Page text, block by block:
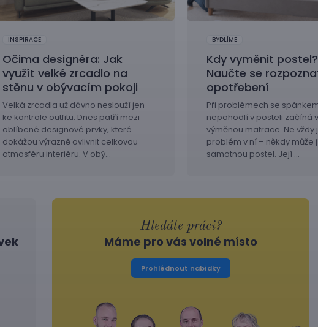
INSPIRACE
Očima designéra: Jak
využít velké zrcadlo na
stěnu v obývacím pokoji
Velká zrcadla už dávno neslouží jen
ke kontrole outfitu. Dnes patří mezi
oblíbené designové prvky, které
dokážou výrazně ovlivnit celkovou
atmosféru interiéru. V obý…
BYDLÍME
Kdy vyměnit postel?
Naučte se
opotřebení
Při problémech se
nepohodlí v posteli začíná
výměnou matrace. Ne vždy
problém v ní – někdy může
samotnou postel. Její …
Hledáte práci?
Máme pro vás volné místo
Prohlédnout nabídky